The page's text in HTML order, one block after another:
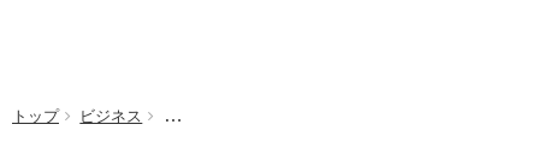
トップ ビジネス 群馬県温泉協会、源泉の“健康”をチェックするソフト